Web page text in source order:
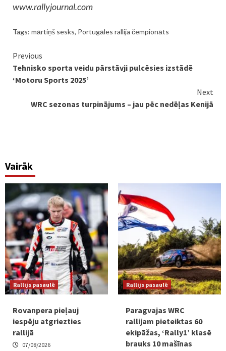
www.rallyjournal.com
Tags: mārtiņš sesks, Portugāles rallija čempionāts
Continue
Reading
Previous
Tehnisko sporta veidu pārstāvji pulcēsies izstādē
‘Motoru Sports 2025’
Next
WRC sezonas turpinājums – jau pēc nedēļas Kenijā
Vairāk
Rallijs pasaulē
Rovanpera pieļauj
iespēju atgriezties
rallijā
07/08/2026
Rallijs pasaulē
Paragvajas WRC
rallijam pieteiktas 60
ekipāžas, ‘Rally1’ klasē
brauks 10 mašīnas